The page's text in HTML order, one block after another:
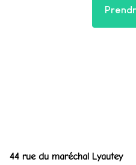
44 rue du maréchal Lyautey